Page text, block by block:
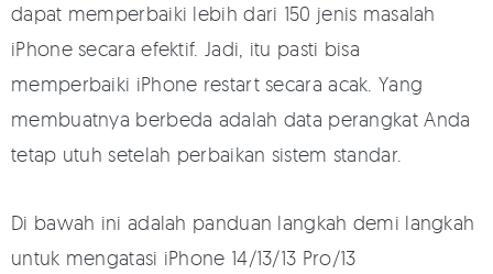
dapat memperbaiki lebih dari 150 jenis masalah
iPhone secara efektif. Jadi, itu pasti bisa
memperbaiki iPhone restart secara acak. Yang
membuatnya berbeda adalah data perangkat Anda
tetap utuh setelah perbaikan sistem standar.
Di bawah ini adalah panduan langkah demi langkah
untuk mengatasi iPhone 14/13/13 Pro/13